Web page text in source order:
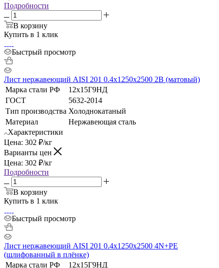
Подробности
В корзину
Купить в 1 клик
Быстрый просмотр
Лист нержавеющий AISI 201 0.4х1250х2500 2B (матовый)
Марка стали РФ
12х15Г9НД
ГОСТ
5632-2014
Тип производства Холоднокатаный
Материал
Нержавеющая сталь
Характеристики
Цена: 302 ₽/кг
Варианты цен
Цена: 302 ₽/кг
Подробности
В корзину
Купить в 1 клик
Быстрый просмотр
Лист нержавеющий AISI 201 0.4х1250х2500 4N+РЕ
(шлифованный в плёнке)
Марка стали РФ
12х15Г9НД